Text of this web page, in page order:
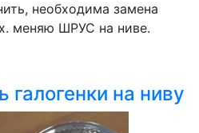
необходима замена
меняю ШРУС на ниве.
галогенки на ниву